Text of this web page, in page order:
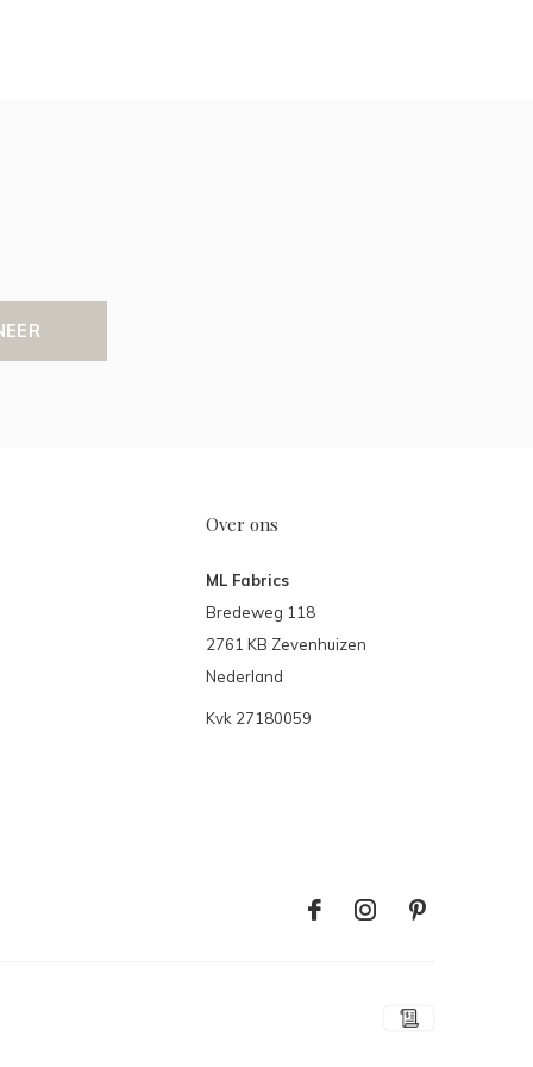
Over ons
ML Fabrics
Bredeweg 118
2761 KB Zevenhuizen
Nederland
Kvk 27180059